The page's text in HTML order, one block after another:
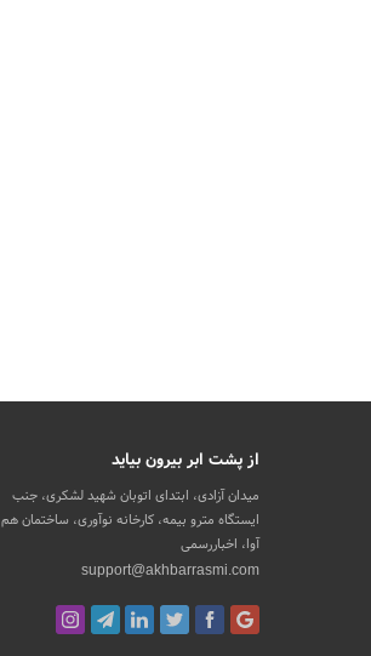
از پشت ابر بیرون بیاید
میدان آزادی، ابتدای اتوبان شهید لشکری، جنب
ایستگاه مترو بیمه، کارخانه نوآوری، ساختمان هم
آوا، اخباررسمی
support@akhbarrasmi.com